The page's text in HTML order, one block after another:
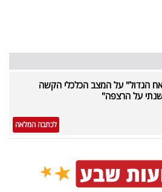
הגדול" על המצב הכלכלי הקשה
על הרצפה"
לכתבה המלאה